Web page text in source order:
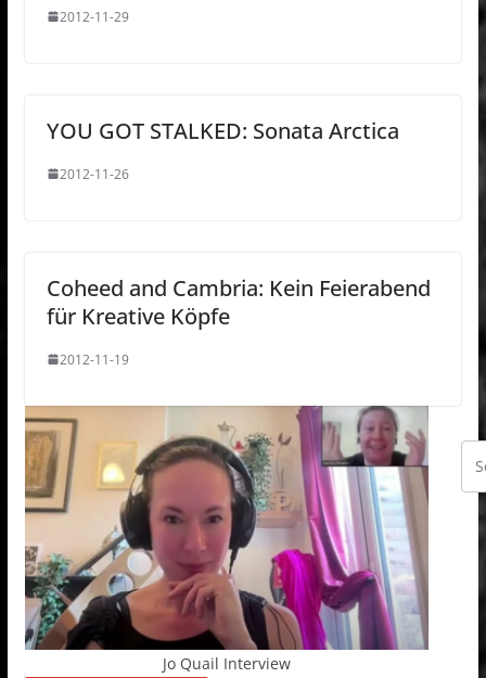
2012-11-29
YOU GOT STALKED: Sonata Arctica
2012-11-26
Coheed and Cambria: Kein Feierabend
für Kreative Köpfe
2012-11-19
Jo Quail Interview